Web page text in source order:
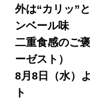
外は“カリッ”
ンベール味
二重食感のご
ーゼスト）
8月8日（水）
ト